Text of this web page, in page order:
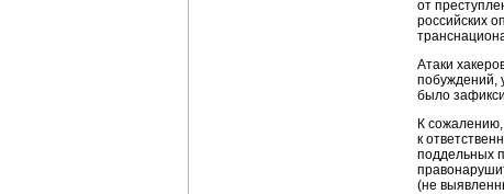
от
российских
Атаки
побуждений,
было
К сожалению,
к
поддельных
(не